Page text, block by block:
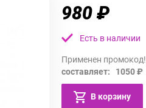
980 ₽
Есть в наличии
Применен промокод!
составляет: 1050 ₽
В корзину